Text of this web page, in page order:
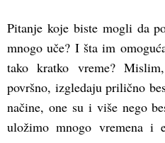
Pitanje koje biste mogli da
mnogo uče? I šta im
tako kratko vreme?
površno, izgledaju prilično
načine, one su i više nego
uložimo mnogo vremena i